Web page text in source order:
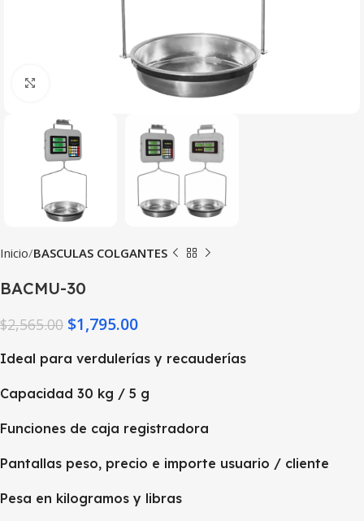
Haga Click para agrandar
Inicio BASCULAS COLGANTES
BACMU-30
$2,565.00 $1,795.00
Ideal para verdulerías y recauderías
Capacidad 30 kg / 5 g
Funciones de caja registradora
Pantallas peso, precio e importe usuario / cliente
Pesa en kilogramos y libras